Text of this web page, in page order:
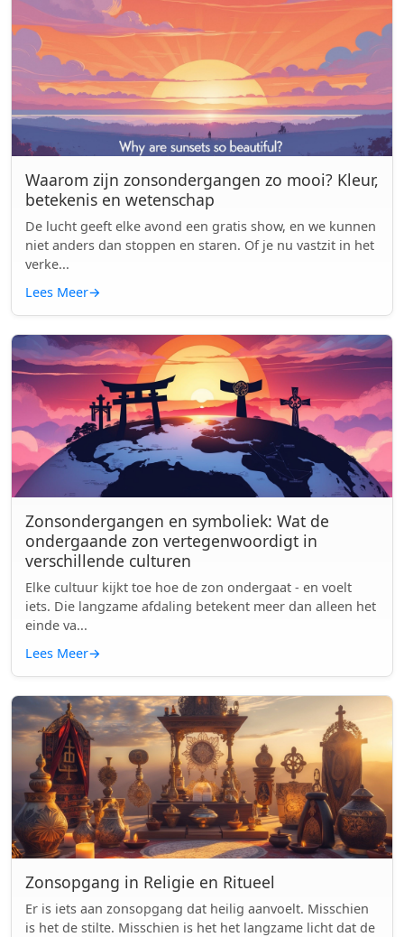
Waarom zijn zonsondergangen zo mooi? Kleur,
betekenis en wetenschap
De lucht geeft elke avond een gratis show, en we kunnen
niet anders dan stoppen en staren. Of je nu vastzit in het
verke...
Lees Meer→
Zonsondergangen en symboliek: Wat de
ondergaande zon vertegenwoordigt in
verschillende culturen
Elke cultuur kijkt toe hoe de zon ondergaat - en voelt
iets. Die langzame afdaling betekent meer dan alleen het
einde va...
Lees Meer→
Zonsopgang in Religie en Ritueel
Er is iets aan zonsopgang dat heilig aanvoelt. Misschien
is het de stilte. Misschien is het het langzame licht dat de